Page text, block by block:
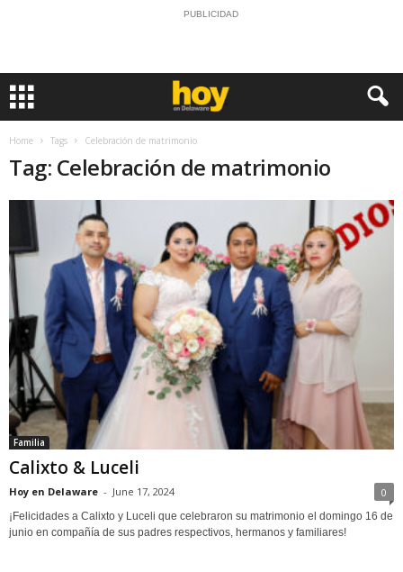
PUBLICIDAD
Home Tags Celebración de matrimonio
Tag: Celebración de matrimonio
Familia
Calixto & Luceli
Hoy en Delaware - June 17, 2024 0
¡Felicidades a Calixto y Luceli que celebraron su matrimonio el domingo 16 de
junio en compañía de sus padres respectivos, hermanos y familiares!